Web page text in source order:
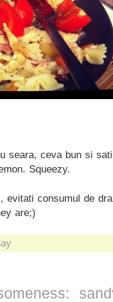
seara, ceva bun si
Squeezy.
evitati consumul de
are;)